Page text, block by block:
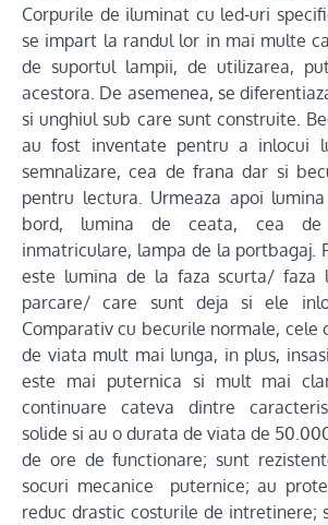
Corpurile de iluminat cu led-uri
se impart la randul lor in mai multe
de suportul lampii, de utilizarea,
acestora. De asemenea, se
si unghiul sub care sunt construite.
au fost inventate pentru a inlocui
semnalizare, cea de frana dar si
pentru lectura. Urmeaza apoi
bord, lumina de ceata, cea
inmatriculare, lampa de la portbagaj.
este lumina de la faza scurta/ faza
parcare/ care sunt deja si ele
Comparativ cu becurile normale, cele
de viata mult mai lunga, in plus,
este mai puternica si mult mai
continuare cateva dintre
solide si au o durata de viata de
de ore de functionare; sunt
socuri mecanice puternice; au
reduc drastic costurile de intretinere;